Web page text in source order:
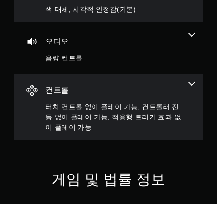
색 대체, 시각적 안정감(기본)
오디오
음량 컨트롤
컨트롤
터치 컨트롤 없이 플레이 가능, 컨트롤러 진
동 없이 플레이 가능, 적응형 트리거 효과 없
이 플레이 가능
게임 및 법률 정보